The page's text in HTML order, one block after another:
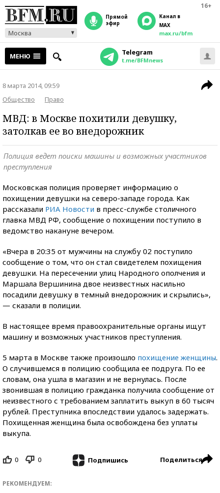
16+
Москва
прямой
эфир
Канал в
MAX
max.ru/bfm
МЕНЮ Telegram
t.me/BFMnews
8 марта 2014, 09:59
Общество
Право
МВД: в Москве похитили девушку,
затолкав ее во внедорожник
Полиция ведет поиски машины и возможных участников
преступления
Московская полиция проверяет информацию о
похищении девушки на северо-западе города. Как
рассказали РИА Новости в пресс-службе столичного
главка МВД РФ, сообщение о похищении поступило в
ведомство накануне вечером.
«Вчера в 20:35 от мужчины на службу 02 поступило
сообщение о том, что он стал свидетелем похищения
девушки. На пересечении улиц Народного ополчения и
Маршала Вершинина двое неизвестных насильно
посадили девушку в темный внедорожник и скрылись»,
— сказали в полиции.
В настоящее время правоохранительные органы ищут
машину и возможных участников преступления.
5 марта в Москве также произошло похищение женщины.
О случившемся в полицию сообщила ее подруга. По ее
словам, она ушла в магазин и не вернулась. После
звонившая в полицию гражданка получила сообщение от
неизвестного с требованием заплатить выкуп в 60 тысяч
рублей. Преступника впоследствии удалось задержать.
Похищенная женщина была освобождена без уплаты
выкупа.
0 0 Подпишись Поделиться
РЕКОМЕНДУЕМ: